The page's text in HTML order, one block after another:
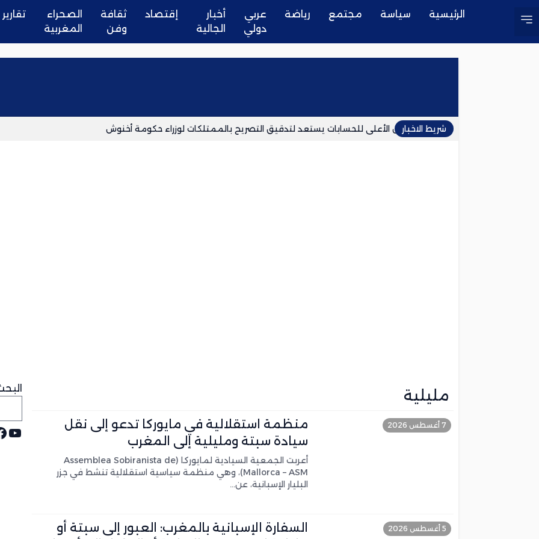
الرئيسية سياسة مجتمع رياضة
عربي
دولي
أخبار
الجالية
إقتصاد
ثقافة
وفن
الصحراء
المغربية
تقارير
شريط الاخبارالمجلس الأعلى للحسابات يستعد لتدقيق التصريح بالممتلكات لوزراء حكومة أخنوش
مليلية
7 أغسطس 2026
منظمة استقلالية في مايوركا تدعو إلى نقل
سيادة سبتة ومليلية إلى المغرب
أعربت الجمعية السيادية لمايوركا (Assemblea Sobiranista de
Mallorca – ASM)، وهي منظمة سياسية استقلالية تنشط في جزر
البليار الإسبانية، عن…
5 أغسطس 2026
السفارة الإسبانية بالمغرب: العبور إلى سبتة أو